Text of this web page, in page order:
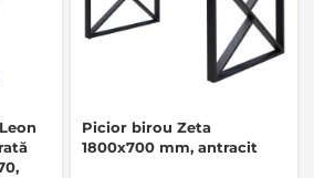
Picior birou Zeta
1800x700 mm, antracit